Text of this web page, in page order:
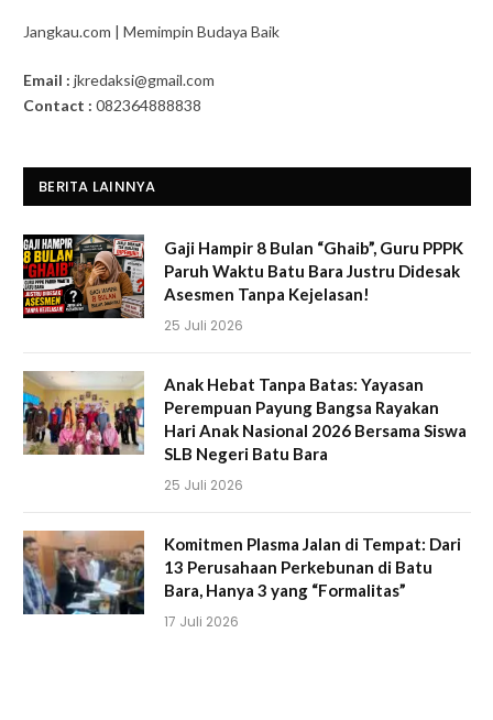
Jangkau.com | Memimpin Budaya Baik
Email : jkredaksi@gmail.com
Contact : 082364888838
BERITA LAINNYA
Gaji Hampir 8 Bulan “Ghaib”, Guru PPPK
Paruh Waktu Batu Bara Justru Didesak
Asesmen Tanpa Kejelasan!
25 Juli 2026
Anak Hebat Tanpa Batas: Yayasan
Perempuan Payung Bangsa Rayakan
Hari Anak Nasional 2026 Bersama Siswa
SLB Negeri Batu Bara
25 Juli 2026
Komitmen Plasma Jalan di Tempat: Dari
13 Perusahaan Perkebunan di Batu
Bara, Hanya 3 yang “Formalitas”
17 Juli 2026